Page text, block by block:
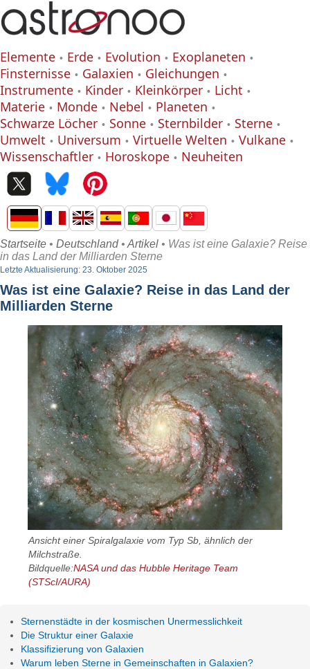
Elemente Erde Evolution
Exoplaneten
Finsternisse
Galaxien
Gleichungen
Instrumente
Kinder Kleinkörper
Licht
Materie
Monde Nebel
Planeten
Schwarze Löcher
Sonne Sternbilder
Sterne
Umwelt
Universum Virtuelle Welten
Vulkane
Wissenschaftler
Horoskope Neuheiten
Startseite • Deutschland• Artikel • Was ist eine Galaxie? Reise
in das Land der Milliarden Sterne
Letzte Aktualisierung: 23. Oktober 2025
Was ist eine Galaxie? Reise in das Land der
Milliarden Sterne
Ansicht einer Spiralgalaxie vom Typ Sb, ähnlich der
Milchstraße.
Bildquelle:NASA und das Hubble Heritage Team
(STScI/AURA)
Sternenstädte in der kosmischen Unermesslichkeit
Die Struktur einer Galaxie
Klassifizierung von Galaxien
Warum leben Sterne in Gemeinschaften in Galaxien?